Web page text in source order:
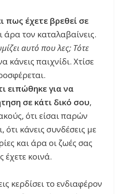
πως έχετε βρεθεί σε
άρα τον καταλαβαίνεις.
αυτό που λες; Τότε
κάνεις παιχνίδι. Χτίσε
ειπώθηκε για να
σε κάτι δικό σου,
ότι είσαι παρών
ότι κάνεις συνδέσεις με
και άρα οι ζωές σας
έχετε κοινά.
κερδίσει το ενδιαφέρον